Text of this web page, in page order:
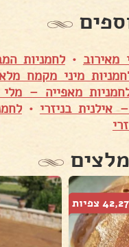
•לחמניות
מיני מקמח
מאפייה – מלי
אילנית בניזרי •
צפיות